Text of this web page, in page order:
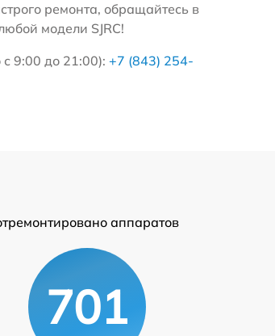
ремонта, обращайтесь в
модели SJRC!
9:00 до 21:00): +7 (843) 254-
аппаратов
701